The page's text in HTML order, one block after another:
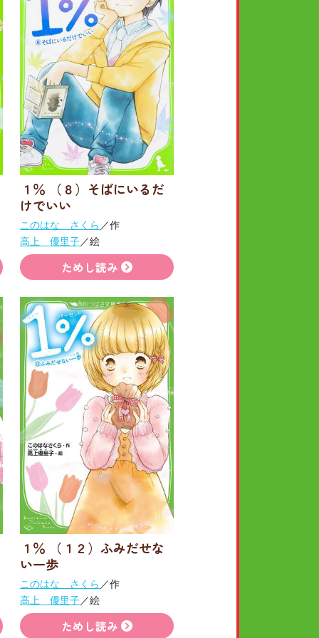
１％ （８）そばにいるだ
けでいい
このはな さくら ／作
高上 優里子／絵
ためし読み
１％ （１２）ふみだせな
い一歩
このはな さくら ／作
高上 優里子／絵
ためし読み